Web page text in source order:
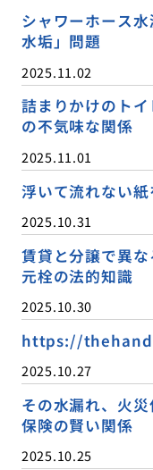
シャワーホース
水垢」問題
2025.11.02
詰まりかけのト
の不気味な関係
2025.11.01
浮いて流れない
2025.10.31
賃貸と分譲で異
元栓の法的知識
2025.10.30
https://
2025.10.27
その水漏れ、火
保険の賢い関係
2025.10.25